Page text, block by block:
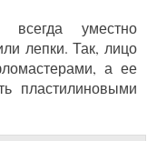
всегда уместно
лепки. Так, лицо
а ее
пластилиновыми